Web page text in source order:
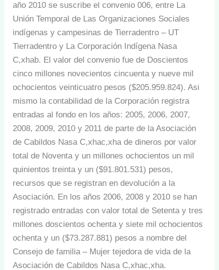
año 2010 se suscribe el convenio 006, entre La
Unión Temporal de Las Organizaciones Sociales
indígenas y campesinas de Tierradentro – UT
Tierradentro y La Corporación Indígena Nasa
C,xhab. El valor del convenio fue de Doscientos
cinco millones novecientos cincuenta y nueve mil
ochocientos veinticuatro pesos ($205.959.824). Asi
mismo la contabilidad de la Corporación registra
entradas al fondo en los años: 2005, 2006, 2007,
2008, 2009, 2010 y 2011 de parte de la Asociación
de Cabildos Nasa C,xhac,xha de dineros por valor
total de Noventa y un millones ochocientos un mil
quinientos treinta y un ($91.801.531) pesos,
recursos que se registran en devolución a la
Asociación. En los años 2006, 2008 y 2010 se han
registrado entradas con valor total de Setenta y tres
millones doscientos ochenta y siete mil ochocientos
ochenta y un ($73.287.881) pesos a nombre del
Consejo de familia – Mujer tejedora de vida de la
Asociación de Cabildos Nasa C,xhac,xha.